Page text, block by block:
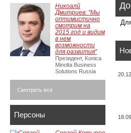
Никоалй
Дмитриев: "Мы
оптимистично
смотрим на
2015 год и видим
в нем
возможности
для развития"
Президент, Konica
Minolta Business
Solutions Russia
Смотреть все
Персоны